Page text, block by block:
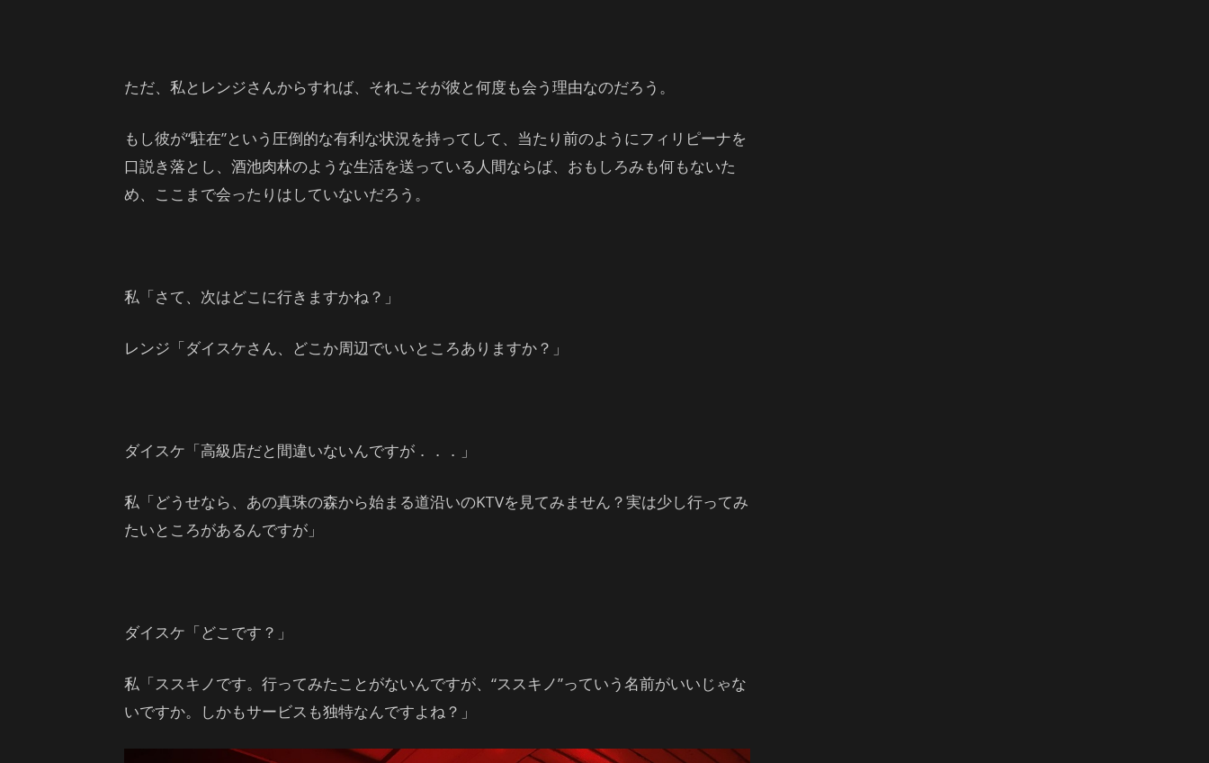
ただ、私とレンジさんからすれば、それこそが彼と何度も会う理由なのだろう。
もし彼が“駐在”という圧倒的な有利な状況を持ってして、当たり前のようにフィリピーナを
口説き落とし、酒池肉林のような生活を送っている人間ならば、おもしろみも何もないた
め、ここまで会ったりはしていないだろう。
私「さて、次はどこに行きますかね？」
レンジ「ダイスケさん、どこか周辺でいいところありますか？」
ダイスケ「高級店だと間違いないんですが．．．」
私「どうせなら、あの真珠の森から始まる道沿いのKTVを見てみません？実は少し行ってみ
たいところがあるんですが」
ダイスケ「どこです？」
私「ススキノです。行ってみたことがないんですが、“ススキノ”っていう名前がいいじゃな
いですか。しかもサービスも独特なんですよね？」